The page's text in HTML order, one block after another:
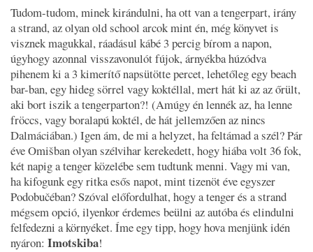
Tudom-tudom, minek kirándulni, ha ott van a tengerpart, irány
a strand, az olyan old school arcok mint én, még könyvet is
visznek magukkal, ráadásul kábé 3 percig bírom a napon,
úgyhogy azonnal visszavonulót fújok, árnyékba húzódva
pihenem ki a 3 kimerítő napsütötte percet, lehetőleg egy beach
bar-ban, egy hideg sörrel vagy koktéllal, mert hát ki az az őrült,
aki bort iszik a tengerparton?! (Amúgy én lennék az, ha lenne
fröccs, vagy boralapú koktél, de hát jellemzően az nincs
Dalmáciában.) Igen ám, de mi a helyzet, ha feltámad a szél? Pár
éve Omišban olyan szélvihar kerekedett, hogy hiába volt 36 fok,
két napig a tenger közelébe sem tudtunk menni. Vagy mi van,
ha kifogunk egy ritka esős napot, mint tizenöt éve egyszer
Podobučéban? Szóval előfordulhat, hogy a tenger és a strand
mégsem opció, ilyenkor érdemes beülni az autóba és elindulni
felfedezni a környéket. Íme egy tipp, hogy hova menjünk idén
nyáron: Imotskiba!